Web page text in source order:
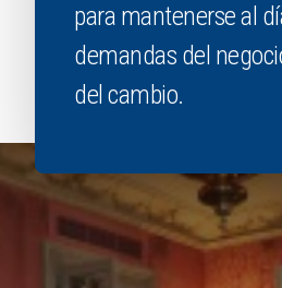
para mantenerse al
demandas del
del cambio.